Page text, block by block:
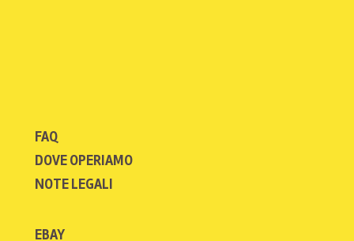
FAQ
DOVE OPERIAMO
NOTE LEGALI
EBAY